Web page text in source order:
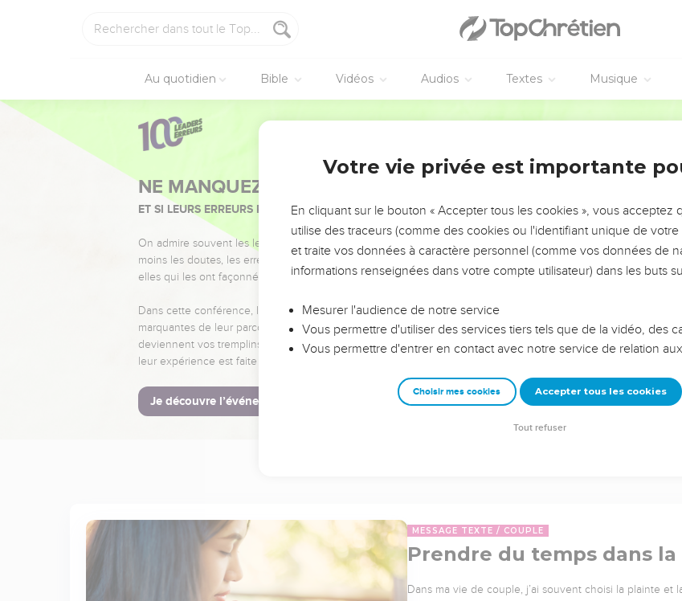
Au quotidien Bible Vidéos Audios Textes Musique
NE MANQUEZ PAS L’ÉVÉNEMENT DE L’ANNÉE !
ET SI LEURS ERREURS POUVAIENT VOUS ÉVITER LES VOTRES ?
On admire souvent les leaders pour leurs réussites, leur impact, leur foi ou leur vision. Mais on voit
moins les doutes, les erreurs et les saisons difficiles qu'ils ont traversés, alors même que ce sont
elles qui les ont façonnés.
Dans cette conférence, leaders, entrepreneurs, et responsables reviennent sur les erreurs
marquantes de leur parcours et les clés pour avancer avec plus de sagesse afin que leurs erreurs
deviennent vos tremplins. Que vous guidiez un ministère, une équipe, un groupe ou une famille,
leur expérience est faite pour vous.
Je découvre l’événement
MESSAGE TEXTE COUPLE
Prendre du temps dans
Dans ma vie de couple, j’ai souvent choisi la plainte et
Votre vie privée est importante
En cliquant sur le bouton « Accepter tous les cookies », vous acceptez
utilise des traceurs (comme des cookies ou l'identifiant unique de votre
et traite vos données à caractère personnel (comme vos données de
informations renseignées dans votre compte utilisateur) dans les buts
Mesurer l'audience de notre service
Vous permettre d'utiliser des services tiers tels que de la vidéo, des
Vous permettre d'entrer en contact avec notre service de relation
Choisir mes cookies Accepter tous les cookies
Tout refuser